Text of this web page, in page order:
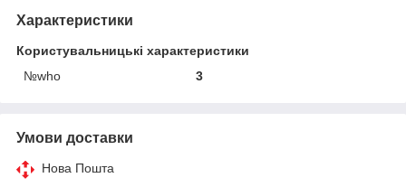
Характеристики
Користувальницькі характеристики
№who
3
Умови доставки
Нова Пошта